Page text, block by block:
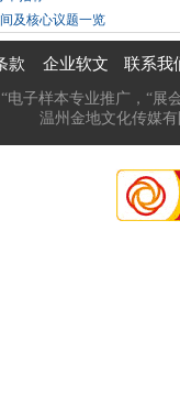
及核心议题一览
款 企业软文 联系我
“电子样本专业推广，“展
温州金地文化传媒